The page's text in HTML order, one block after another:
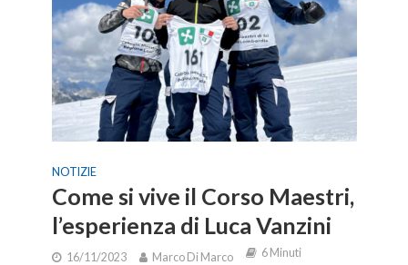
NOTIZIE
Come si vive il Corso Maestri,
l’esperienza di Luca Vanzini
16/11/2023 Marco Di Marco 6 Minuti